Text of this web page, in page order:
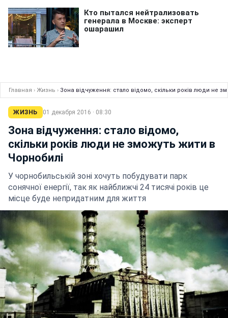
Главная › Жизнь › Зона відчуження: стало відомо, скільки років люди не
ЖИЗНЬ 01 декабря 2016 · 08:30
Зона відчуження: стало відомо,
скільки років люди не зможуть жити в
Чорнобилі
У чорнобильській зоні хочуть побудувати парк
сонячної енергії, так як найближчі 24 тисячі років це
місце буде непридатним для життя